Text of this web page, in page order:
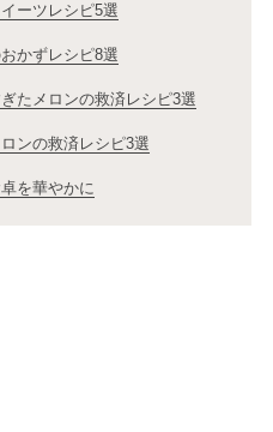
ーツレシピ5選
かずレシピ8選
たメロンの救済レシピ3選
ンの救済レシピ3選
を華やかに